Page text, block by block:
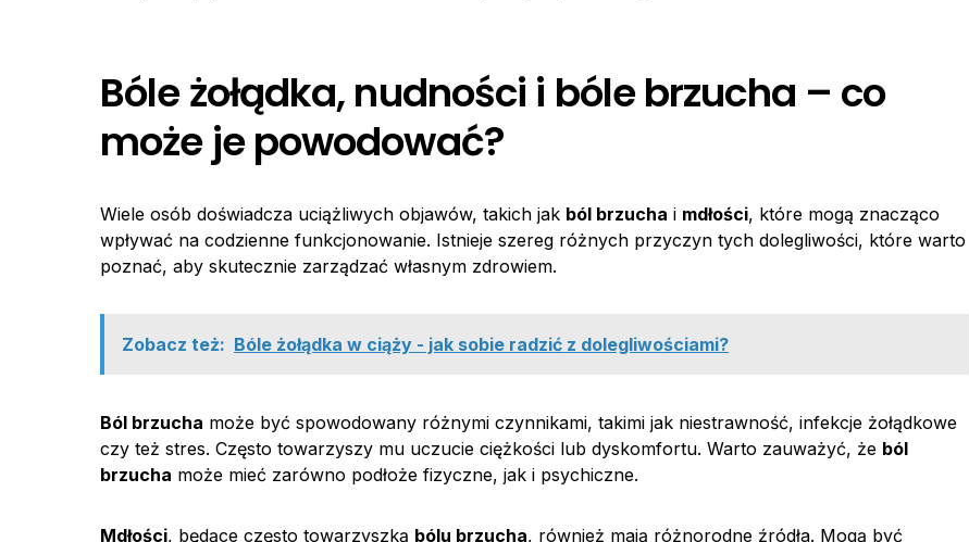
Bóle żołądka, nudności i bóle brzucha – co
może je powodować?
Wiele osób doświadcza uciążliwych objawów, takich jak ból brzucha i mdłości, które mogą znacząco
wpływać na codzienne funkcjonowanie. Istnieje szereg różnych przyczyn tych dolegliwości, które warto
poznać, aby skutecznie zarządzać własnym zdrowiem.
Zobacz też: Bóle żołądka w ciąży - jak sobie radzić z dolegliwościami?
Ból brzucha może być spowodowany różnymi czynnikami, takimi jak niestrawność, infekcje żołądkowe
czy też stres. Często towarzyszy mu uczucie ciężkości lub dyskomfortu. Warto zauważyć, że ból
brzucha może mieć zarówno podłoże fizyczne, jak i psychiczne.
Mdłości, będące często towarzyszką bólu brzucha, również mają różnorodne źródła. Mogą być